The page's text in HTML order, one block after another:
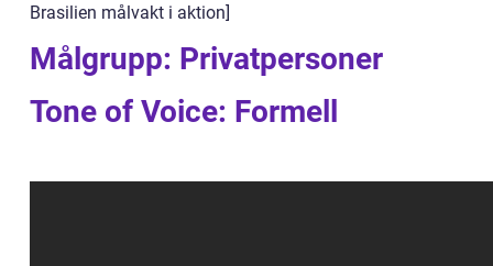
Brasilien målvakt i aktion]
Målgrupp: Privatpersoner
Tone of Voice: Formell